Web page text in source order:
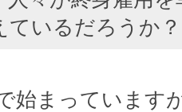
ているだろうか？
始まっています